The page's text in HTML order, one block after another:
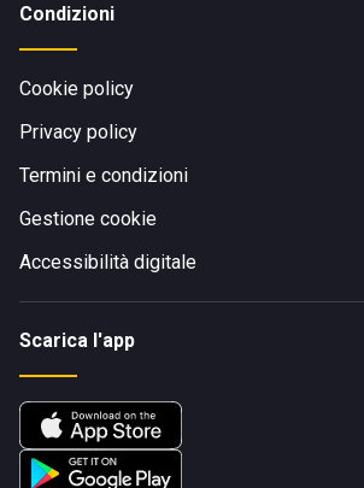
Condizioni
Cookie policy
Privacy policy
Termini e condizioni
Gestione cookie
Accessibilità digitale
Scarica l'app